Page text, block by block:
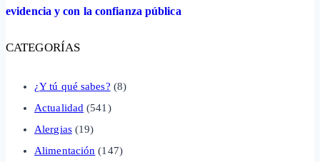
evidencia y con la confianza pública
CATEGORÍAS
¿Y tú qué sabes? (8)
Actualidad (541)
Alergias(19)
Alimentación (147)